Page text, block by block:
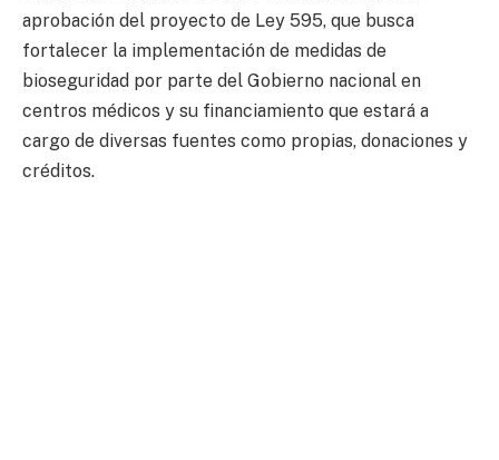
aprobación del proyecto de Ley 595, que busca
fortalecer la implementación de medidas de
bioseguridad por parte del Gobierno nacional en
centros médicos y su financiamiento que estará a
cargo de diversas fuentes como propias, donaciones y
créditos.